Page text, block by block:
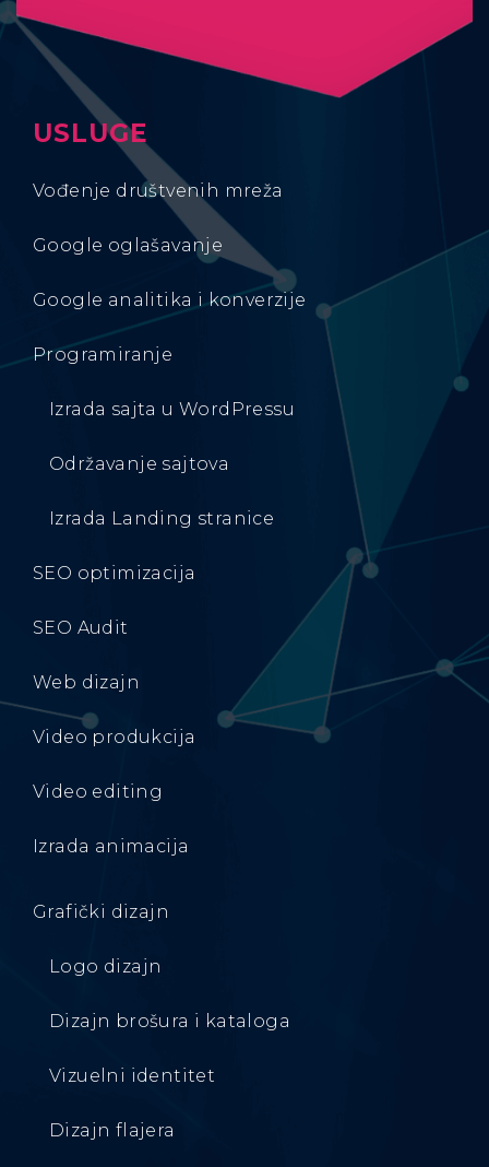
USLUGE
Vođenje društvenih mreža
Google oglašavanje
Google analitika i konverzije
Programiranje
Izrada sajta u WordPressu
Održavanje sajtova
Izrada Landing stranice
SEO optimizacija
SEO Audit
Web dizajn
Video produkcija
Video editing
Izrada animacija
Grafički dizajn
Logo dizajn
Dizajn brošura i kataloga
Vizuelni identitet
Dizajn flajera